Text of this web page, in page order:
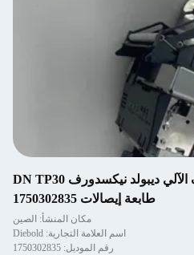
أجزاء آلة أجهزة الصراف الآلي ديبولد نيكسدورف DN TP30
طابعة إيصالات 1750302835
مكان المنشأ: الصين
اسم العلامة التجارية: Diebold
رقم الموديل: 1750302835